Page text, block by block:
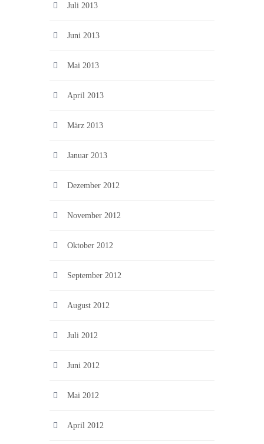
Juli 2013
Juni 2013
Mai 2013
April 2013
März 2013
Januar 2013
Dezember 2012
November 2012
Oktober 2012
September 2012
August 2012
Juli 2012
Juni 2012
Mai 2012
April 2012